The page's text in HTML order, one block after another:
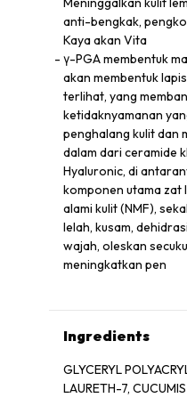
anti-bengkak,
Kaya akan Vita
γ-PGA membentuk
akan membentuk
terlihat, yang
ketidaknyamanan
penghalang kulit dan
dalam dari ceramide
Hyaluronic, di
komponen utama zat
alami kulit (NMF),
lelah, kusam,
wajah, oleskan
meningkatkan pen
Ingredients
GLYCERYL
LAURETH-7,